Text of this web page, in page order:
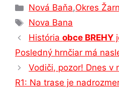
Kategórie
Nová Baňa,Okres
Značky
Nova Bana
Históriaobce BREHY
Posledný hrnčiar má
Vodiči, pozor! Dnes v
R1: Na trase je